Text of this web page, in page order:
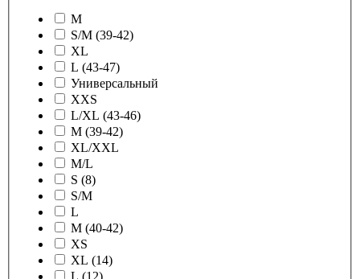
M
S/M (39-42)
XL
L (43-47)
Универсальный
XXS
L/XL (43-46)
M (39-42)
XL/XXL
M/L
S (8)
S/M
L
M (40-42)
XS
XL (14)
L (12)